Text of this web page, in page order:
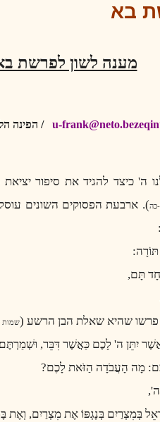
בא
מענה לשון לפרשת
u- / הפינה
ה' כיצד להגיד את סיפור
כה). ארבעת הפסוקים השונים
תָּם,
פרשו שהיא שאלת הבן הרשע (שמות
יִתֵּן ה' לָכֶם כַּאֲשֶׁר דִּבֵּר,
מָה הָעֲבֹדָה הַזֹּאת לָכֶם?
בְּמִצְרַיִם בְּנָגְפּוֹ אֶת מִצְרַיִם, וְאֶת